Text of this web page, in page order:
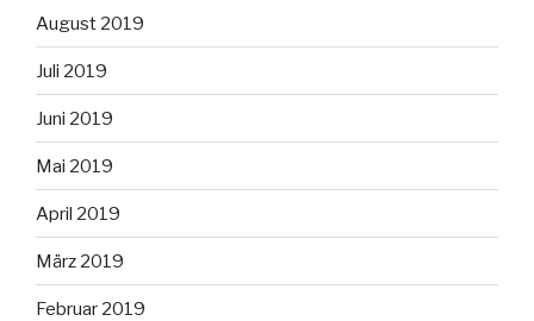
August 2019
Juli 2019
Juni 2019
Mai 2019
April 2019
März 2019
Februar 2019